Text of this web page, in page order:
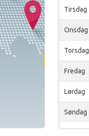
Tirsdag
Onsdag
Torsdag
Fredag
Lørdag
Søndag